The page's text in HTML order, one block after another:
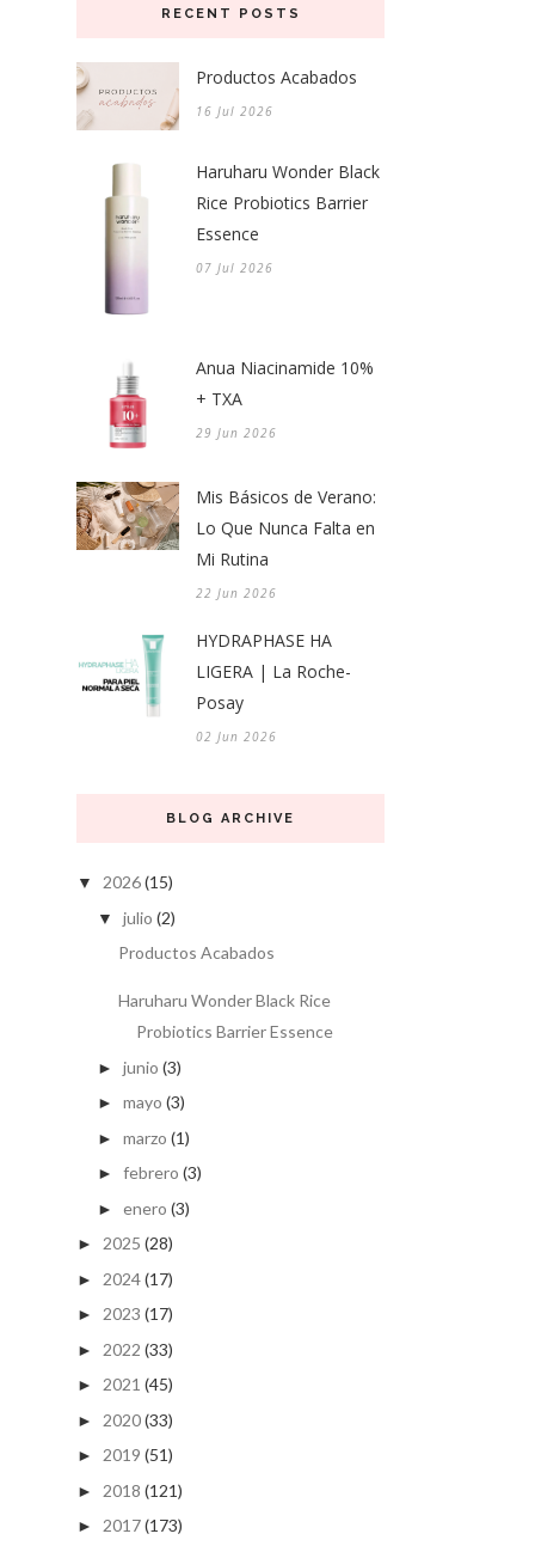
RECENT POSTS
Productos Acabados
16 Jul 2026
Haruharu Wonder Black
Rice Probiotics Barrier
Essence
07 Jul 2026
Anua Niacinamide 10%
+ TXA
29 Jun 2026
Mis Básicos de Verano:
Lo Que Nunca Falta en
Mi Rutina
22 Jun 2026
HYDRAPHASE HA
LIGERA | La Roche-
Posay
02 Jun 2026
BLOG ARCHIVE
▼ 2026(15)
▼ julio (2)
Productos Acabados
Haruharu Wonder Black Rice
Probiotics Barrier Essence
► junio (3)
► mayo (3)
► marzo (1)
► febrero (3)
► enero (3)
► 2025 (28)
► 2024(17)
► 2023 (17)
► 2022 (33)
► 2021 (45)
► 2020(33)
► 2019 (51)
► 2018 (121)
► 2017(173)